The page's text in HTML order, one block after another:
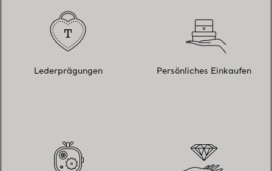
Lederprägungen Persönliches Einkaufen